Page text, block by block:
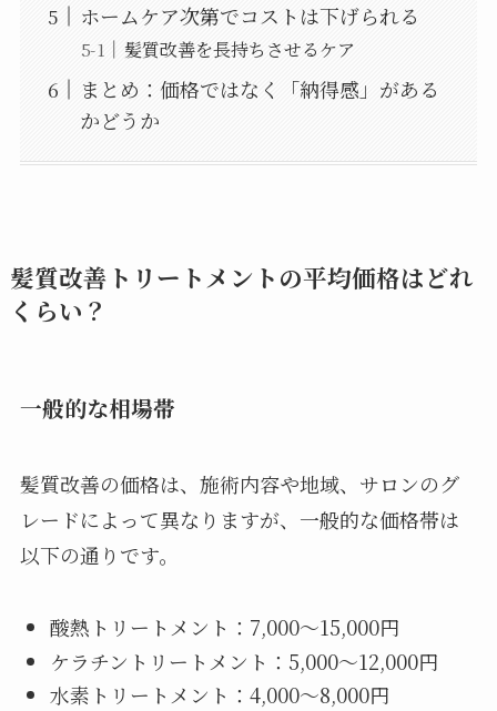
ホームケア次第でコストは下げられる
髪質改善を長持ちさせるケア
まとめ：価格ではなく「納得感」がある
かどうか
髪質改善トリートメントの平均価格はどれ
くらい？
一般的な相場帯
髪質改善の価格は、施術内容や地域、サロンのグ
レードによって異なりますが、一般的な価格帯は
以下の通りです。
酸熱トリートメント：7,000〜15,000円
ケラチントリートメント：5,000〜12,000円
水素トリートメント：4,000〜8,000円